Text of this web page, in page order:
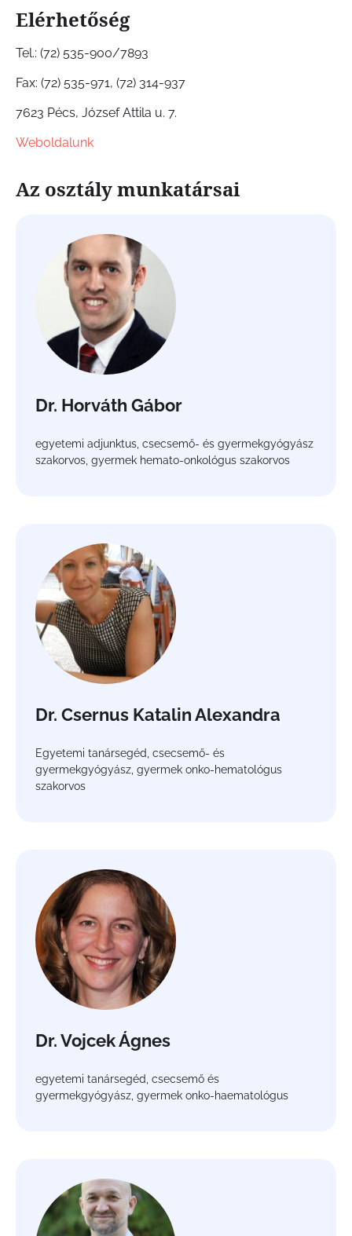
Elérhetőség
Tel.: (72) 535-900/7893
Fax: (72) 535-971, (72) 314-937
7623 Pécs, József Attila u. 7.
Weboldalunk
Az osztály munkatársai
Dr. Horváth Gábor
egyetemi adjunktus, csecsemő- és gyermekgyógyász
szakorvos, gyermek hemato-onkológus szakorvos
Dr. Csernus Katalin Alexandra
Egyetemi tanársegéd, csecsemő- és
gyermekgyógyász, gyermek onko-hematológus
szakorvos
Dr. Vojcek Ágnes
egyetemi tanársegéd, csecsemő és
gyermekgyógyász, gyermek onko-haematológus